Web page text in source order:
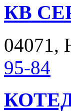
КВ
04071,
95-84